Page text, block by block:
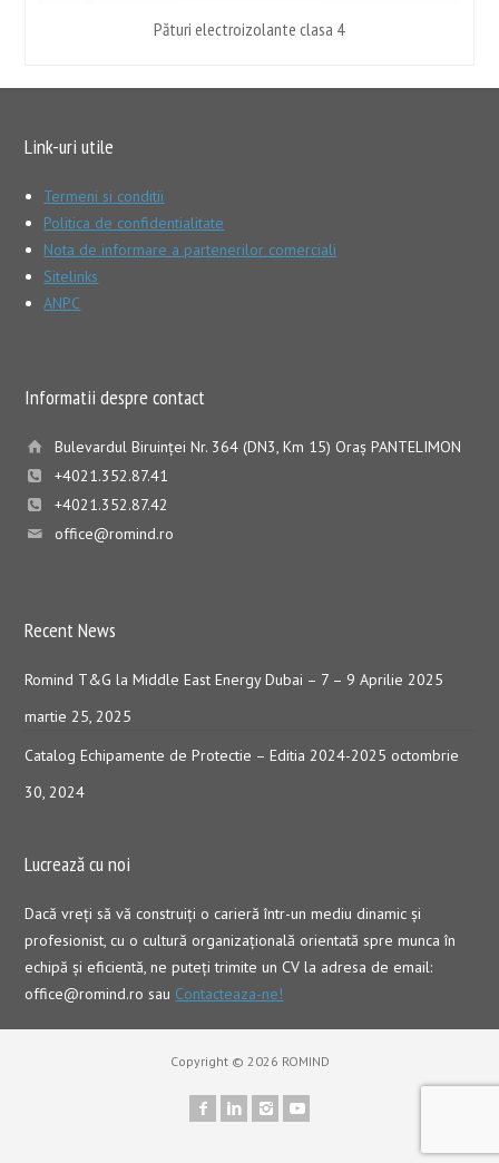
Pături electroizolante clasa 4
Link-uri utile
Termeni si conditii
Politica de confidentialitate
Nota de informare a partenerilor comerciali
Sitelinks
ANPC
Informatii despre contact
Bulevardul Biruinţei Nr. 364 (DN3, Km 15) Oraş PANTELIMON
+4021.352.87.41
+4021.352.87.42
office@romind.ro
Recent News
Romind T&G la Middle East Energy Dubai – 7 – 9 Aprilie 2025
martie 25, 2025
Catalog Echipamente de Protectie – Editia 2024-2025 octombrie
30, 2024
Lucrează cu noi
Dacă vreţi să vă construiţi o carieră într-un mediu dinamic şi
profesionist, cu o cultură organizaţională orientată spre munca în
echipă şi eficientă, ne puteți trimite un CV la adresa de email:
office@romind.ro sau Contacteaza-ne!
Copyright © 2026 ROMIND